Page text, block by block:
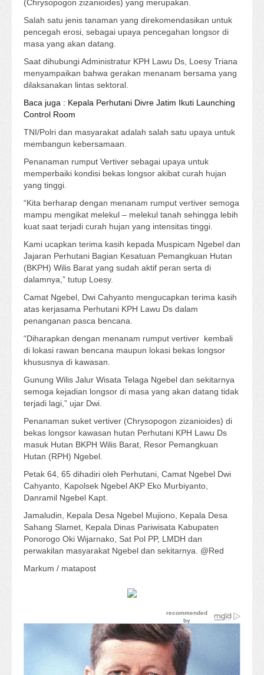
(Chrysopogon zizanioides) yang merupakan.
Salah satu jenis tanaman yang direkomendasikan untuk
pencegah erosi, sebagai upaya pencegahan longsor di
masa yang akan datang.
Saat dihubungi Administratur KPH Lawu Ds, Loesy Triana
menyampaikan bahwa gerakan menanam bersama yang
dilaksanakan lintas sektoral.
Baca juga : Kepala Perhutani Divre Jatim Ikuti Launching
Control Room
TNI/Polri dan masyarakat adalah salah satu upaya untuk
membangun kebersamaan.
Penanaman rumput Vertiver sebagai upaya untuk
memperbaiki kondisi bekas longsor akibat curah hujan
yang tinggi.
“Kita berharap dengan menanam rumput vertiver semoga
mampu mengikat melekul – melekul tanah sehingga lebih
kuat saat terjadi curah hujan yang intensitas tinggi.
Kami ucapkan terima kasih kepada Muspicam Ngebel dan
Jajaran Perhutani Bagian Kesatuan Pemangkuan Hutan
(BKPH) Wilis Barat yang sudah aktif peran serta di
dalamnya,” tutup Loesy.
Camat Ngebel, Dwi Cahyanto mengucapkan terima kasih
atas kerjasama Perhutani KPH Lawu Ds dalam
penanganan pasca bencana.
“Diharapkan dengan menanam rumput vertiver kembali
di lokasi rawan bencana maupun lokasi bekas longsor
khususnya di kawasan.
Gunung Wilis Jalur Wisata Telaga Ngebel dan sekitarnya
semoga kejadian longsor di masa yang akan datang tidak
terjadi lagi,” ujar Dwi.
Penanaman suket vertiver (Chrysopogon zizanioides) di
bekas longsor kawasan hutan Perhutani KPH Lawu Ds
masuk Hutan BKPH Wilis Barat, Resor Pemangkuan
Hutan (RPH) Ngebel.
Petak 64, 65 dihadiri oleh Perhutani, Camat Ngebel Dwi
Cahyanto, Kapolsek Ngebel AKP Eko Murbiyanto,
Danramil Ngebel Kapt.
Jamaludin, Kepala Desa Ngebel Mujiono, Kepala Desa
Sahang Slamet, Kepala Dinas Pariwisata Kabupaten
Ponorogo Oki Wijarnako, Sat Pol PP, LMDH dan
perwakilan masyarakat Ngebel dan sekitarnya. @Red
Markum / matapost